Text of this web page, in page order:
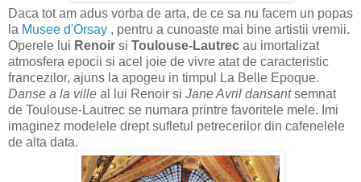
Daca tot am adus vorba de arta, de ce sa nu facem un popas
la Musee d'Orsay , pentru a cunoaste mai bine artistii vremii.
Operele lui Renoir si Toulouse-Lautrec au imortalizat
atmosfera epocii si acel joie de vivre atat de caracteristic
francezilor, ajuns la apogeu in timpul La Belle Epoque.
Danse a la ville al lui Renoir si Jane Avril dansantsemnat
de Toulouse-Lautrec se numara printre favoritele mele. Imi
imaginez modelele drept sufletul petrecerilor din cafenelele
de alta data.